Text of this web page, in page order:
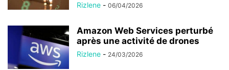
Rizlene - 06/04/2026
Amazon Web Services perturbé
après une activité de drones
Rizlene - 24/03/2026